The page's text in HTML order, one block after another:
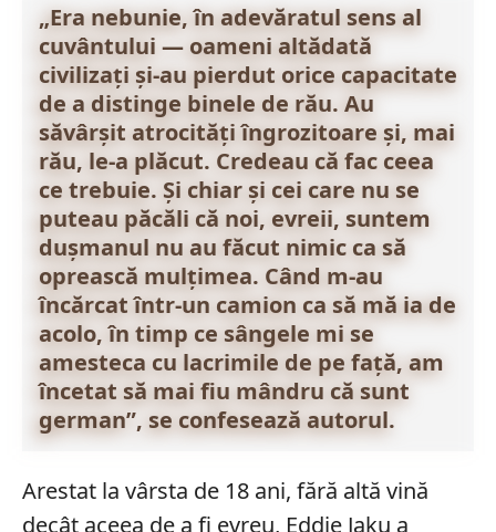
„Era nebunie, în adevăratul sens al
cuvântului — oameni altădată
civilizați și-au pierdut orice capacitate
de a distinge binele de rău. Au
săvârșit atrocități îngrozitoare și, mai
rău, le-a plăcut. Credeau că fac ceea
ce trebuie. Și chiar și cei care nu se
puteau păcăli că noi, evreii, suntem
dușmanul nu au făcut nimic ca să
oprească mulțimea. Când m-au
încărcat într-un camion ca să mă ia de
acolo, în timp ce sângele mi se
amesteca cu lacrimile de pe față, am
încetat să mai fiu mândru că sunt
german”, se confesează autorul.
Arestat la vârsta de 18 ani, fără altă vină
decât aceea de a fi evreu, Eddie Jaku a